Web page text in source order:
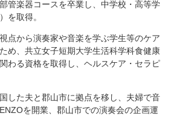
管楽器コースを卒業し、中学校・⾼等学
を取得。
点から演奏家や音楽を学ぶ学生等のケア
め、共⽴⼥⼦短期⼤学⽣活科学科⾷健康
わる資格を取得し、ヘルスケア・セラピ
した夫と郡山市に拠点を移し、夫婦で音
を開業、郡山市での演奏会の企画運